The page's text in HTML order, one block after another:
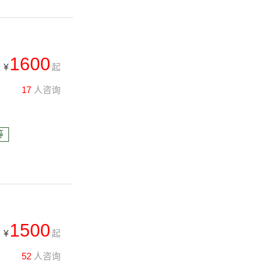
¥ 1600起
17 人咨询
¥ 1500起
52 人咨询